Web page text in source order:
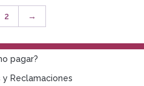
2 →
pagar?
y Reclamaciones